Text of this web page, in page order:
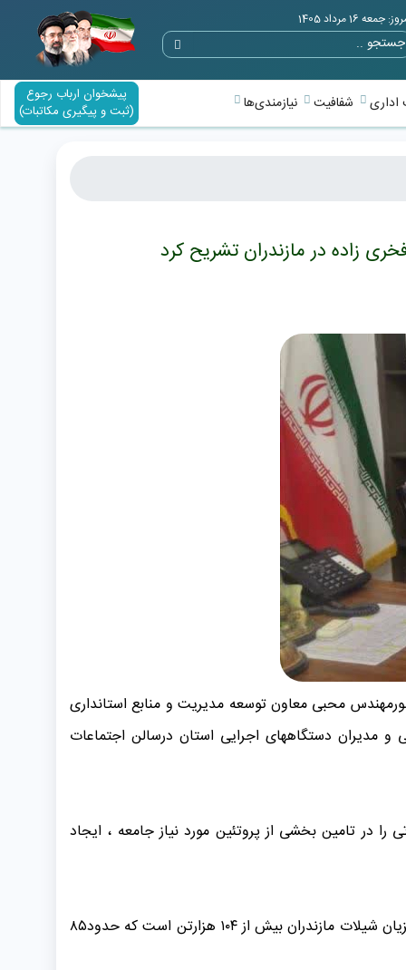
جمعه 16 مرداد 1405
پیشخوان ارباب رجوع
(ثبت و پیگیری مکاتبات)
شفافیت نیازمندی‌ها
زاده در مازندران تشریح کرد
محبی معاون توسعه مدیریت و منابع استانداری
مدیران دستگاههای اجرایی استان درسالن اجتماعات
در تامین بخشی از پروتئین مورد نیاز جامعه ، ایجاد
مدیرکل شیلات مازندران در این سخنرانی جایگاه شیلات مازندران را در درتولید آبزیان کشور ممتازو بالا دانست و گفت: کل تولید آبزیان شیلات مازندران بیش از ۱۰۴ هزارتن است که حدود۸۵